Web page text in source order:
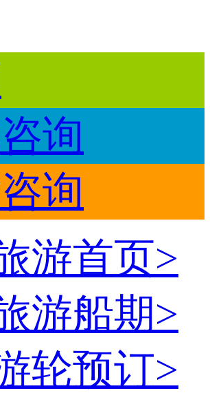
询
询
游首页>
游船期>
轮预订>